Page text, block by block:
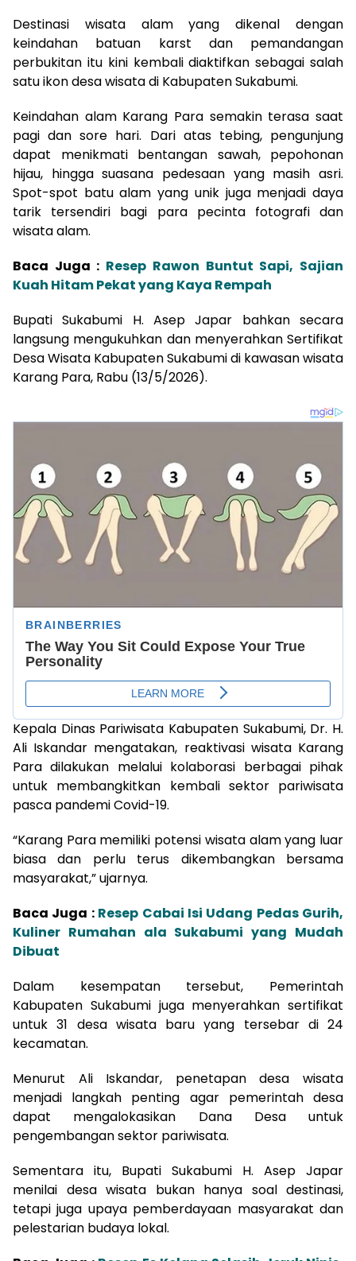
Destinasi wisata alam yang dikenal dengan
keindahan batuan karst dan pemandangan
perbukitan itu kini kembali diaktifkan sebagai salah
satu ikon desa wisata di Kabupaten Sukabumi.
Keindahan alam Karang Para semakin terasa saat
pagi dan sore hari. Dari atas tebing, pengunjung
dapat menikmati bentangan sawah, pepohonan
hijau, hingga suasana pedesaan yang masih asri.
Spot-spot batu alam yang unik juga menjadi daya
tarik tersendiri bagi para pecinta fotografi dan
wisata alam.
Baca Juga : Resep Rawon Buntut Sapi, Sajian
Kuah Hitam Pekat yang Kaya Rempah
Bupati Sukabumi H. Asep Japar bahkan secara
langsung mengukuhkan dan menyerahkan Sertifikat
Desa Wisata Kabupaten Sukabumi di kawasan wisata
Karang Para, Rabu (13/5/2026).
Kepala Dinas Pariwisata Kabupaten Sukabumi, Dr. H.
Ali Iskandar mengatakan, reaktivasi wisata Karang
Para dilakukan melalui kolaborasi berbagai pihak
untuk membangkitkan kembali sektor pariwisata
pasca pandemi Covid-19.
“Karang Para memiliki potensi wisata alam yang luar
biasa dan perlu terus dikembangkan bersama
masyarakat,” ujarnya.
Baca Juga : Resep Cabai Isi Udang Pedas Gurih,
Kuliner Rumahan ala Sukabumi yang Mudah
Dibuat
Dalam kesempatan tersebut, Pemerintah
Kabupaten Sukabumi juga menyerahkan sertifikat
untuk 31 desa wisata baru yang tersebar di 24
kecamatan.
Menurut Ali Iskandar, penetapan desa wisata
menjadi langkah penting agar pemerintah desa
dapat mengalokasikan Dana Desa untuk
pengembangan sektor pariwisata.
Sementara itu, Bupati Sukabumi H. Asep Japar
menilai desa wisata bukan hanya soal destinasi,
tetapi juga upaya pemberdayaan masyarakat dan
pelestarian budaya lokal.